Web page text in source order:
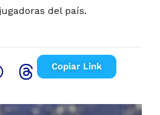
del país.
Copiar Link